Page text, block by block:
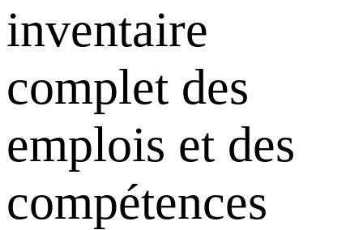
inventaire
complet des
emplois et des
compétences